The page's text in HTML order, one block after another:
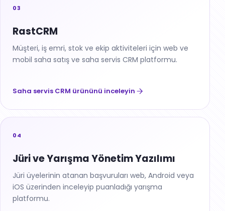
03
RastCRM
Müşteri, iş emri, stok ve ekip aktiviteleri için web ve
mobil saha satış ve saha servis CRM platformu.
Saha servis CRM ürününü inceleyin
04
Jüri ve Yarışma Yönetim Yazılımı
Jüri üyelerinin atanan başvuruları web, Android veya
iOS üzerinden inceleyip puanladığı yarışma
platformu.